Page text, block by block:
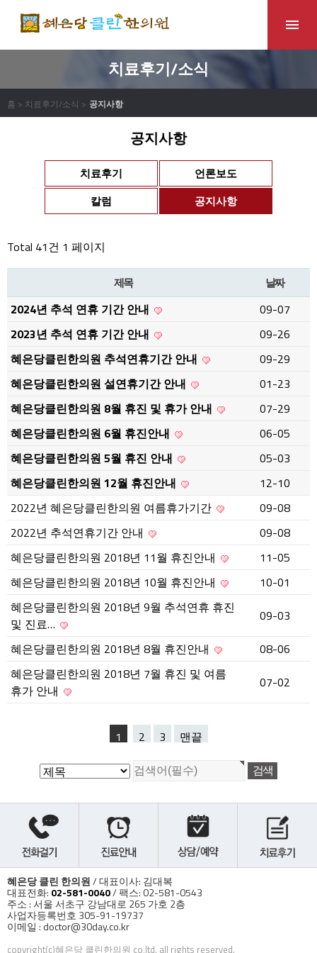
치료후기/소식
홈 > 치료후기/소식 > 공지사항
공지사항
치료후기
언론보도
칼럼
공지사항
Total 41건 1 페이지
제목 날짜
2024년 추석 연휴 기간 안내
09-07
2023년 추석 연휴 기간 안내
09-26
혜은당클린한의원 추석연휴기간 안내
09-29
혜은당클린한의원 설연휴기간 안내
01-23
혜은당클린한의원 8월 휴진 및 휴가 안내
07-29
혜은당클린한의원 6월 휴진안내
06-05
혜은당클린한의원 5월 휴진 안내
05-03
혜은당클린한의원 12월 휴진안내
12-10
2022년 혜은당클린한의원 여름휴가기간
09-08
2022년 추석연휴기간 안내
09-08
혜은당클린한의원 2018년 11월 휴진안내
11-05
혜은당클린한의원 2018년 10월 휴진안내
10-01
혜은당클린한의원 2018년 9월 추석연휴 휴진
및 진료…
09-03
혜은당클린한의원 2018년 8월 휴진안내
08-06
혜은당클린한의원 2018년 7월 휴진 및 여름
휴가 안내
07-02
1 2 3 맨끝
혜은당 클린 한의원/ 대표이사: 김대복
대표전화: 02-581-0040/ 팩스: 02-581-0543
주소 : 서울 서초구 강남대로 265 가호 2층
사업자등록번호 305-91-19737
이메일 : doctor@30day.co.kr
copyright(c)혜은당 클린한의원 co,ltd. all rights reserved.